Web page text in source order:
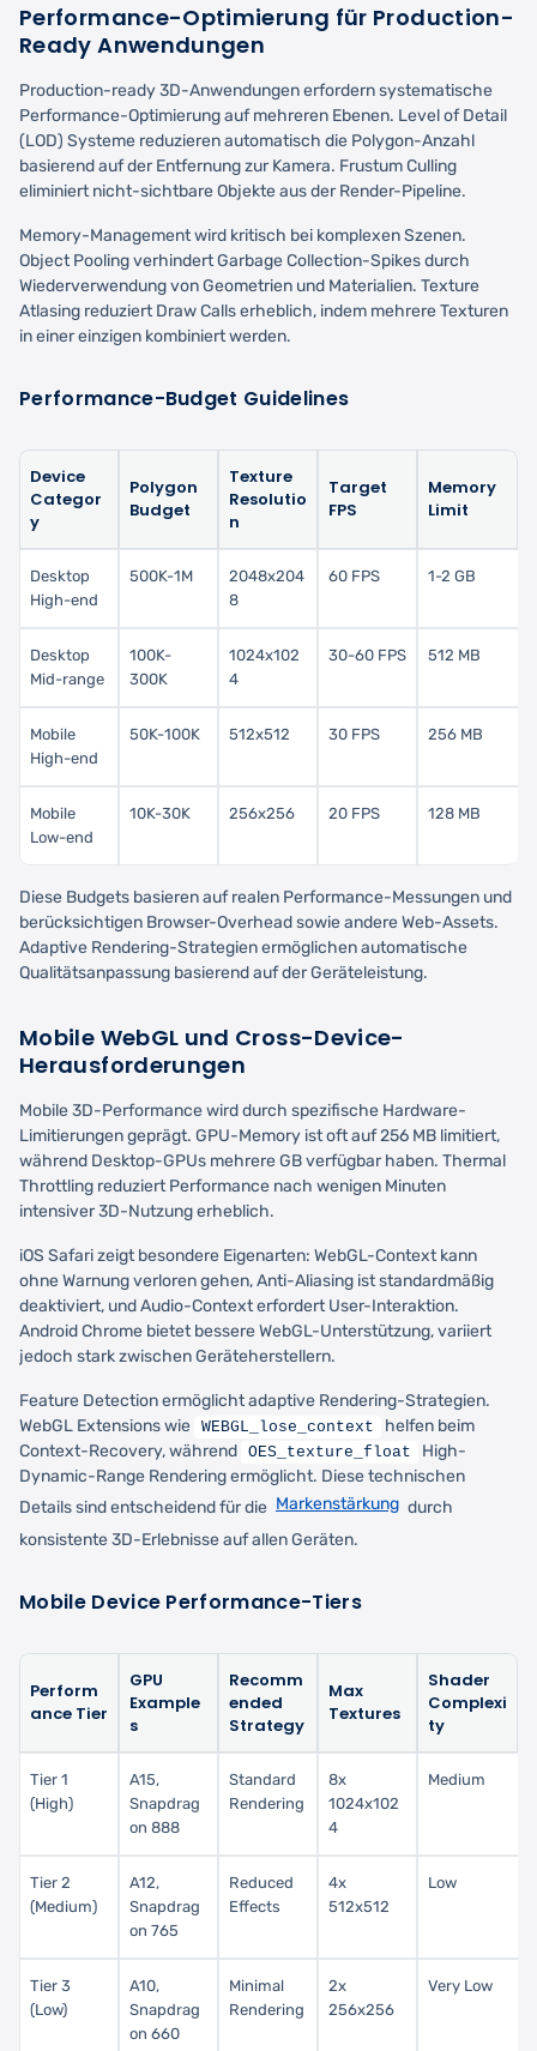
Performance-Optimierung für Production-
Ready Anwendungen
Production-ready 3D-Anwendungen erfordern systematische
Performance-Optimierung auf mehreren Ebenen. Level of Detail
(LOD) Systeme reduzieren automatisch die Polygon-Anzahl
basierend auf der Entfernung zur Kamera. Frustum Culling
eliminiert nicht-sichtbare Objekte aus der Render-Pipeline.
Memory-Management wird kritisch bei komplexen Szenen.
Object Pooling verhindert Garbage Collection-Spikes durch
Wiederverwendung von Geometrien und Materialien. Texture
Atlasing reduziert Draw Calls erheblich, indem mehrere Texturen
in einer einzigen kombiniert werden.
Performance-Budget Guidelines
Device
Categor
y
Polygon
Budget
Texture
Resolutio
n
Target
FPS
Memory
Limit
Desktop
High-end
500K-1M
2048x204
8
60 FPS 1-2 GB
Desktop
Mid-range
100K-
300K
1024x102
4
30-60 FPS 512 MB
Mobile
High-end
50K-100K 512x512 30 FPS 256 MB
Mobile
Low-end
10K-30K 256x256 20 FPS 128 MB
Diese Budgets basieren auf realen Performance-Messungen und
berücksichtigen Browser-Overhead sowie andere Web-Assets.
Adaptive Rendering-Strategien ermöglichen automatische
Qualitätsanpassung basierend auf der Geräteleistung.
Mobile WebGL und Cross-Device-
Herausforderungen
Mobile 3D-Performance wird durch spezifische Hardware-
Limitierungen geprägt. GPU-Memory ist oft auf 256 MB limitiert,
während Desktop-GPUs mehrere GB verfügbar haben. Thermal
Throttling reduziert Performance nach wenigen Minuten
intensiver 3D-Nutzung erheblich.
iOS Safari zeigt besondere Eigenarten: WebGL-Context kann
ohne Warnung verloren gehen, Anti-Aliasing ist standardmäßig
deaktiviert, und Audio-Context erfordert User-Interaktion.
Android Chrome bietet bessere WebGL-Unterstützung, variiert
jedoch stark zwischen Geräteherstellern.
Feature Detection ermöglicht adaptive Rendering-Strategien.
WebGL Extensions wie WEBGL_lose_context
helfen beim
Context-Recovery, während OES_texture_float
High-
Dynamic-Range Rendering ermöglicht. Diese technischen
Details sind entscheidend für die Markenstärkung durch
konsistente 3D-Erlebnisse auf allen Geräten.
Mobile Device Performance-Tiers
Perform
ance Tier
GPU
Example
s
Recomm
ended
Strategy
Max
Textures
Shader
Complexi
ty
Tier 1
(High)
A15,
Snapdrag
on 888
Standard
Rendering
8x
1024x102
4
Medium
Tier 2
(Medium)
A12,
Snapdrag
on 765
Reduced
Effects
4x
512x512
Low
Tier 3
(Low)
A10,
Snapdrag
on 660
Minimal
Rendering
2x
256x256
Very Low